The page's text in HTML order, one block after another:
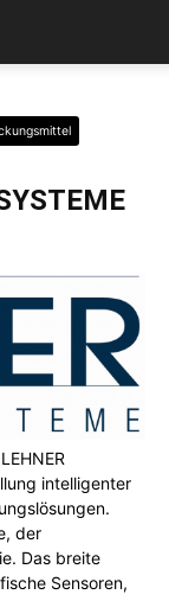
intelligenter
der
Das breite
Sensoren,